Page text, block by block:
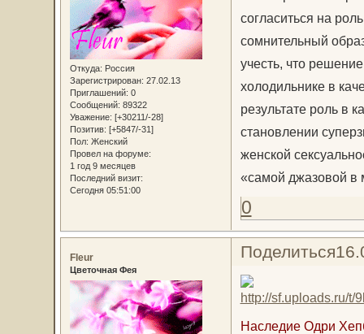
Откуда: Россия
Зарегистрирован: 27.02.13
Приглашений: 0
Сообщений: 89322
Уважение: [+30211/-28]
Позитив: [+5847/-31]
Пол: Женский
Провел на форуме:
1 год 9 месяцев
Последний визит:
Сегодня 05:51:00
согласиться на
сомнительный
учесть, что
холодильнике в
результате роль в
становлении
женской
«самой джазовой в
0
Поделиться
Fleur
Цветочная Фея
Наследие Одри